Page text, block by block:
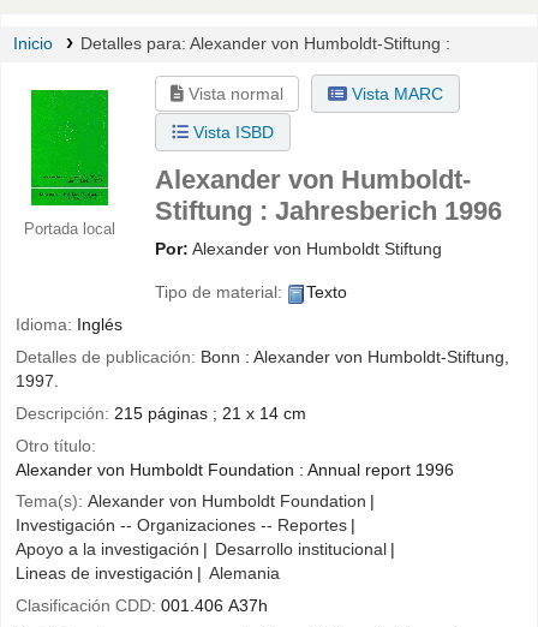
Inicio Detalles para: Alexander von Humboldt-Stiftung :
Portada local
Vista normal
Vista MARC
Vista ISBD
Alexander von Humboldt-
Stiftung : Jahresberich 1996
Por: Alexander von Humboldt Stiftung
Tipo de material:
Texto
Idioma:
Inglés
Detalles de publicación: Bonn : Alexander von Humboldt-Stiftung,
1997.
Descripción: 215 páginas ; 21 x 14 cm
Otro título:
Alexander von Humboldt Foundation : Annual report 1996
Tema(s): Alexander von Humboldt Foundation
Investigación -- Organizaciones -- Reportes
Apoyo a la investigación
Desarrollo institucional
Lineas de investigación
Alemania
Clasificación CDD: 001.406 A37h